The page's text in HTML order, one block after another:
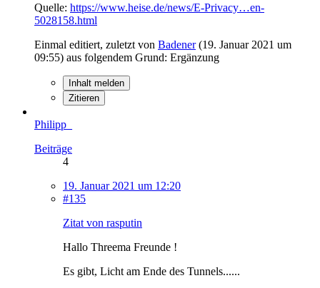
Quelle: https://www.heise.de/news/E-Privacy…en-
5028158.html
Einmal editiert, zuletzt von Badener(19. Januar 2021 um
09:55) aus folgendem Grund: Ergänzung
Inhalt melden
Zitieren
Philipp_
Beiträge
4
19. Januar 2021 um 12:20
#135
Zitat von rasputin
Hallo Threema Freunde !
Es gibt, Licht am Ende des Tunnels......